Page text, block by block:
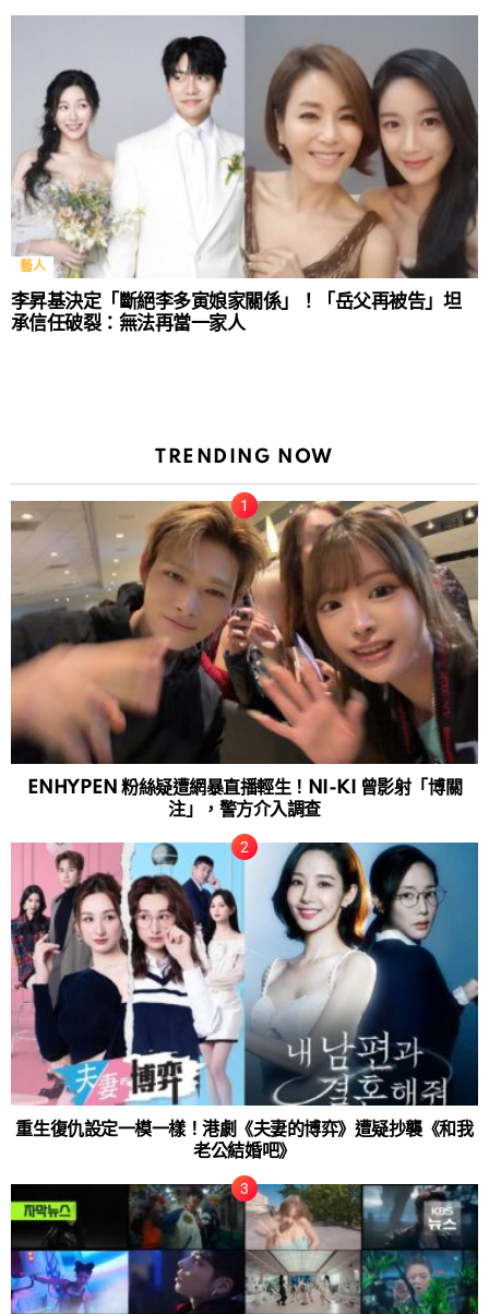
藝人
李昇基決定「斷絕李多寅娘家關係」！「岳父再被告」坦
承信任破裂：無法再當一家人
TRENDING NOW
ENHYPEN 粉絲疑遭網暴直播輕生！NI-KI 曾影射「博關
注」，警方介入調查
重生復仇設定一模一樣！港劇《夫妻的博弈》遭疑抄襲《和我
老公結婚吧》